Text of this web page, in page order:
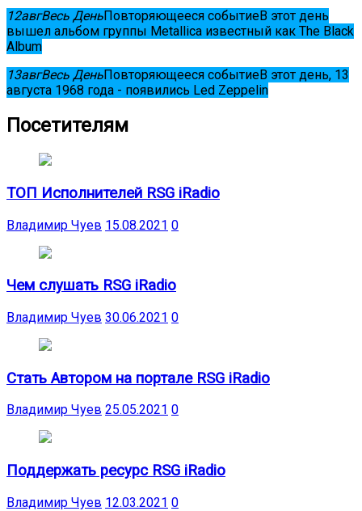
12авгВесь ДеньПовторяющееся событиеВ этот день
вышел альбом группы Metallica известный как The Black
Album
13авгВесь ДеньПовторяющееся событиеВ этот день, 13
августа 1968 года - появились Led Zeppelin
Посетителям
ТОП Исполнителей RSG iRadio
Владимир Чуев 15.08.2021 0
Чем слушать RSG iRadio
Владимир Чуев 30.06.2021 0
Стать Автором на портале RSG iRadio
Владимир Чуев 25.05.2021 0
Поддержать ресурс RSG iRadio
Владимир Чуев 12.03.2021 0